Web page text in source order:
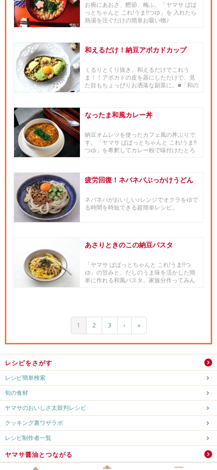
お椀にあおさ、鰹節、梅ふ、「ヤマサ ぱぱ
っとちゃんと これ!うま!!つゆ」を 入れたら
熱湯を注ぐだけの簡単お吸い物♪
和えるだけ！納豆アボカドカップ
くるりとくり抜き、和えるだけでこれう
ま！！アボカドの皮を器にしただけで、見
た目もちょっぴりお洒落な副菜に。■「和の
なったま和風カレー丼
納豆オムレツを使ったカフェ風の丼ぶりで
す。「ヤマサ ぱぱっとちゃんと これ!うま!!
つゆ」を希釈してカレー粉で味付けたとろ
疲労回復！ネバネバぶっかけうどん
ネバネバがおいしい♪レンジでオクラをゆで
る時間を時短できる超簡単レシピ。
あさりときのこの納豆パスタ
「ヤマサ ぱぱっとちゃんと これ!うま!!つ
ゆ」の甘みと、だしのうま味を活かした簡
単に作れる和風パスタ。家族分作ってみん
1 2 3 › »
レシピをさがす
レシピ簡単検索
旬の食材
ヤマサのおいしさ太鼓判レシピ
クッキング裏ワザラボ
レシピ制作者一覧
ヤマサ醤油とつながる